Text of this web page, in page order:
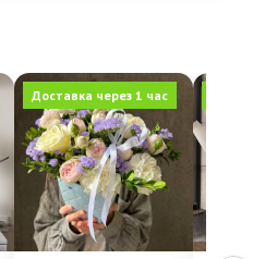
Доставка через 1 час